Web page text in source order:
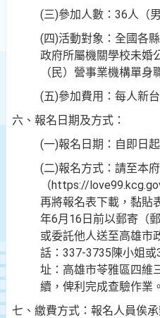
(三)參加人數：36人（
(四)活動對象：全國各
政府所屬機關學校未婚
（民）營事業機構單身
(五)參加費用：每人新
六、報名日期及方式：
(一)報名日期：自即日
(二)報名方式：請至本
（https://
再將報名表下載，黏貼
年6月16日前以郵寄（
或委託他人送至高雄市
話：337-3735陳小姐
址：高雄市苓雅區四維
續，俾利完成查驗作業。
七、繳費方式：報名人員俟